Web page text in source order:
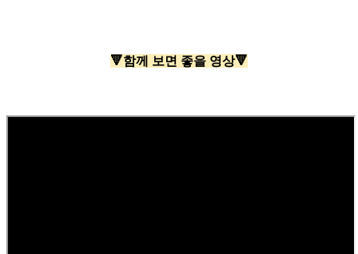
🔻함께 보면 좋을 영상🔻